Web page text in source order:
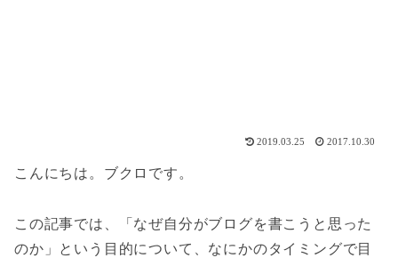
2019.03.25 2017.10.30
こんにちは。ブクロです。
この記事では、「なぜ自分がブログを書こうと思った
のか」という目的について、なにかのタイミングで目